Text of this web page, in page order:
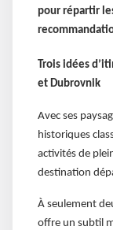
pour répartir
Trois idées
et Dubrovnik
Avec ses
historiques
activités de
destination
À seulement
offre un subtil